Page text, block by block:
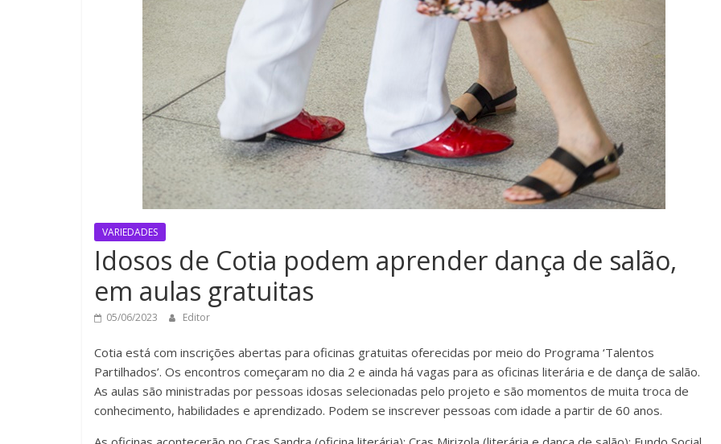
VARIEDADES
Idosos de Cotia podem aprender dança de salão,
em aulas gratuitas
05/06/2023 Editor
Cotia está com inscrições abertas para oficinas gratuitas oferecidas por meio do Programa ‘Talentos
Partilhados’. Os encontros começaram no dia 2 e ainda há vagas para as oficinas literária e de dança de salão.
As aulas são ministradas por pessoas idosas selecionadas pelo projeto e são momentos de muita troca de
conhecimento, habilidades e aprendizado. Podem se inscrever pessoas com idade a partir de 60 anos.